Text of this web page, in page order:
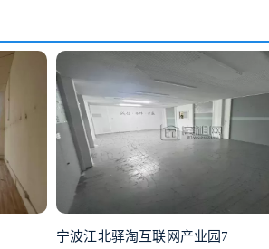
宁波江北驿淘互联网产业园7